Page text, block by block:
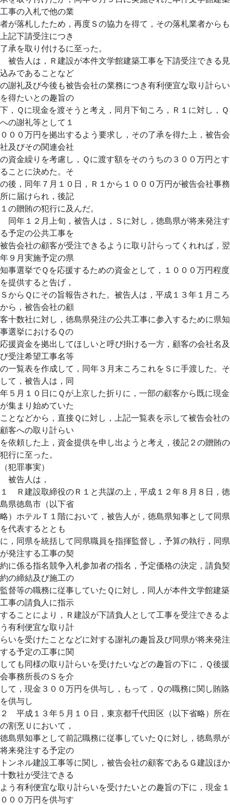
工事の入札で他の業
者が落札したため，再度Ｓの協力を得て，その落札業者からも
上記下請受注につき
了承を取り付けるに至った。
被告人は，Ｒ建設が本件文学館建築工事を下請受注できる見
込みであることなど
の謝礼及び今後も被告会社の業務につき有利便宜な取り計らい
を得たいとの趣旨の
下，Ｑに現金を渡そうと考え，同月下旬ころ，Ｒ１に対し，Ｑ
への謝礼等として１
０００万円を拠出するよう要求し，その了承を得た上，被告会
社及びその関連会社
の資金繰りを考慮し，Ｑに渡す額をそのうちの３００万円とす
ることに決めた。そ
の後，同年７月１０日，Ｒ１から１０００万円が被告会社事務
所に届けられ，後記
１の贈賄の犯行に及んだ。
同年１２月上旬，被告人は，Ｓに対し，徳島県が将来発注す
る予定の公共工事を
被告会社の顧客が受注できるように取り計らってくれれば，翌
年９月実施予定の県
知事選挙でＱを応援するための資金として，１０００万円程度
を提供すると告げ，
ＳからＱにその旨報告された。被告人は，平成１３年１月ころ
から，被告会社の顧
客十数社に対し，徳島県発注の公共工事に参入するために県知
事選挙におけるＱの
応援資金を拠出してほしいと呼び掛ける一方，顧客の会社名及
び受注希望工事名等
の一覧表を作成して，同年３月末ころこれをＳに手渡した。そ
して，被告人は，同
年５月１０日にＱが上京した折りに，一部の顧客から既に現金
が集まり始めていた
ことなどから，直接Ｑに対し，上記一覧表を示して被告会社の
顧客への取り計らい
を依頼した上，資金提供を申し出ようと考え，後記２の贈賄の
犯行に至った。
（犯罪事実）
被告人は，
１ Ｒ建設取締役のＲ１と共謀の上，平成１２年８月８日，徳
島県徳島市（以下省
略）ホテルＴ１階において，被告人が，徳島県知事として同県
を代表するととも
に，同県を統括して同県職員を指揮監督し，予算の執行，同県
が発注する工事の契
約に係る指名競争入札参加者の指名，予定価格の決定，請負契
約の締結及び施工の
監督等の職務に従事していたＱに対し，同人が本件文学館建築
工事の請負人に指示
することにより，Ｒ建設が下請負人として工事を受注できるよ
う有利便宜な取り計
らいを受けたことなどに対する謝礼の趣旨及び同県が将来発注
する予定の工事に関
しても同様の取り計らいを受けたいなどの趣旨の下に，Ｑ後援
会事務所長のＳを介
して，現金３００万円を供与し，もって，Ｑの職務に関し賄賂
を供与し
２ 平成１３年５月１０日，東京都千代田区（以下省略）所在
の割烹Ｕにおいて，
徳島県知事として前記職務に従事していたＱに対し，徳島県が
将来発注する予定の
トンネル建設工事等に関し，被告会社の顧客であるＧ建設ほか
十数社が受注できる
よう有利便宜な取り計らいを受けたいとの趣旨の下に，現金１
０００万円を供与す